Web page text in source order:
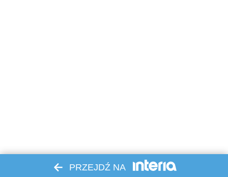
PRZEJDŹ NA